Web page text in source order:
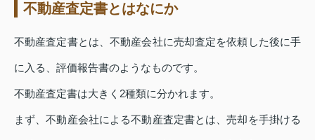
不動産査定書とはなにか
不動産査定書とは、不動産会社に売却査定を依頼した後に手
に入る、評価報告書のようなものです。
不動産査定書は大きく2種類に分かれます。
まず、不動産会社による不動産査定書とは、売却を手掛ける